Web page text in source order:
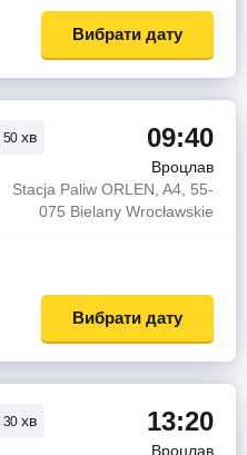
Вибрати дату
50 хв 09:40
Вроцлав
Stacja Paliw ORLEN, A4, 55-
075 Bielany Wrocławskie
Вибрати дату
30 хв 13:20
Вроцлав